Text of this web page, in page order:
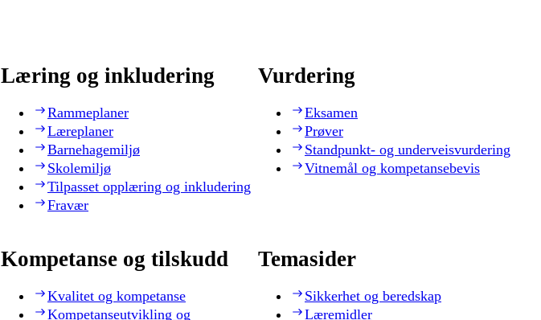
Læring og inkludering
Rammeplaner
Læreplaner
Barnehagemiljø
Skolemiljø
Tilpasset opplæring og inkludering
Fravær
Vurdering
Eksamen
Prøver
Standpunkt- og underveisvurdering
Vitnemål og kompetansebevis
Kompetanse og tilskudd
Kvalitet og kompetanse
Kompetanseutvikling og
Temasider
Sikkerhet og beredskap
Læremidler